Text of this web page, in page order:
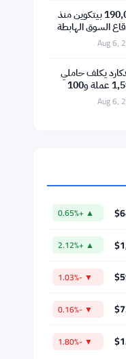
85 مليون دولار لشركة
السوق الهابطة
يكلف حاملي